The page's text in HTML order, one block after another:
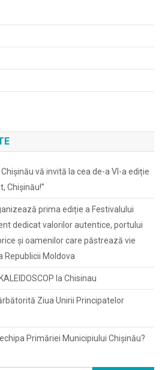
vă invită la cea de-a VI-a ediție
Chișinău!”
prima ediție a Festivalului
dedicat valorilor autentice, portului
și oamenilor care păstrează vie
Republicii Moldova
la Chisinau
Ziua Unirii Principatelor
Primăriei Municipiului Chișinău?